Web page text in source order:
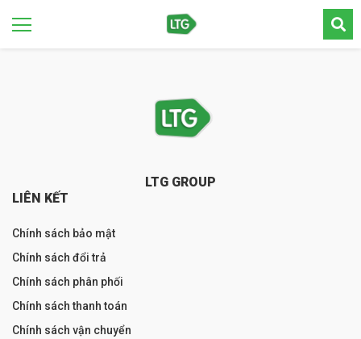
LTG GROUP
LIÊN KẾT
Chính sách bảo mật
Chính sách đổi trả
Chính sách phân phối
Chính sách thanh toán
Chính sách vận chuyển